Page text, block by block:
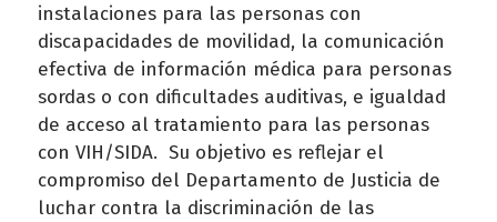
instalaciones para las personas con
discapacidades de movilidad, la comunicación
efectiva de información médica para personas
sordas o con dificultades auditivas, e igualdad
de acceso al tratamiento para las personas
con VIH/SIDA. Su objetivo es reflejar el
compromiso del Departamento de Justicia de
luchar contra la discriminación de las